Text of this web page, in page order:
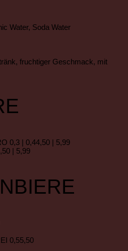
Water, Soda Water
fruchtiger Geschmack, mit
0,3 | 0,44,50 | 5,99
| 5,99
0,55,50